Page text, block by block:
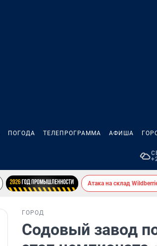
ПОГОДА ТЕЛЕПРОГРАММА АФИША
Атака на склад
ГОРОД
Содовый завод